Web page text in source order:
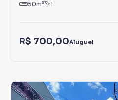
50m² 1
R$ 700,00Aluguel